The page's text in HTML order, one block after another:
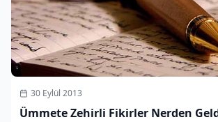
30 Eylül 2013
Ümmete Zehirli Fikirler Nerden